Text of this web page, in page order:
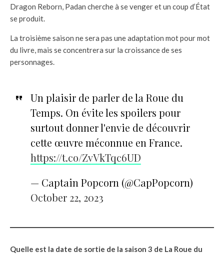
Dragon Reborn, Padan cherche à se venger et un coup d’État
se produit.
La troisième saison ne sera pas une adaptation mot pour mot
du livre, mais se concentrera sur la croissance de ses
personnages.
Un plaisir de parler de la Roue du
Temps. On évite les spoilers pour
surtout donner l'envie de découvrir
cette œuvre méconnue en France.
https://t.co/ZvVkTqc6UD
— Captain Popcorn (@CapPopcorn)
October 22, 2023
Quelle est la date de sortie de la saison 3 de La Roue du